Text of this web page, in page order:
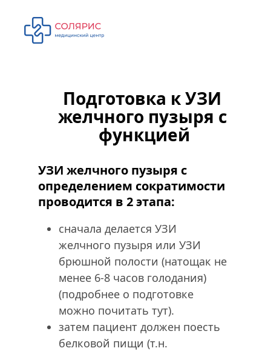
Подготовка к УЗИ
желчного пузыря с
функцией
УЗИ желчного пузыря с
определением сократимости
проводится в 2 этапа:
сначала делается УЗИ
желчного пузыря или УЗИ
брюшной полости (натощак не
менее 6-8 часов голодания)
(подробнее о подготовке
можно почитать тут).
затем пациент должен поесть
белковой пищи (т.н.